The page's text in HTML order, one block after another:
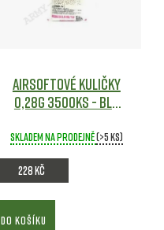
Airsoftové kuličky
0,28g 3500ks - BLS
Skladem na prodejně(>5 ks)
228 Kč
DO KOŠÍKU